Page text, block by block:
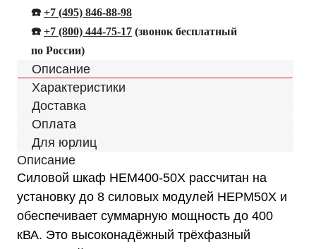
☎️ +7 (495) 846-88-98
☎️ +7 (800) 444-75-17 (звонок бесплатный
по России)
Описание
Характеристики
Доставка
Оплата
Для юрлиц
Описание
Силовой шкаф HEM400-50X рассчитан на
установку до 8 силовых модулей HEPM50X и
обеспечивает суммарную мощность до 400
кВА. Это высоконадёжный трёхфазный